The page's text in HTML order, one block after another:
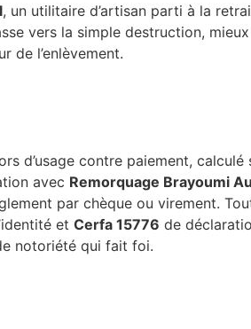
, un utilitaire d’artisan parti à la
vers la simple destruction,
de l’enlèvement.
d’usage contre paiement,
avec Remorquage Brayoumi
par chèque ou virement.
et Cerfa 15776 de
notoriété qui fait foi.